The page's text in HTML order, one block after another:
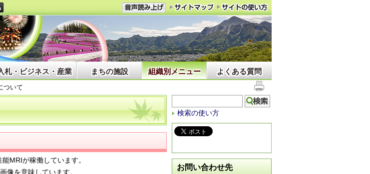
札・ビジネス・産業 まちの施設 組織別メニュー よくある質問
ついて
能MRIが稼働しています。
像を意味しています。
検索の使い方
お問い合わせ先